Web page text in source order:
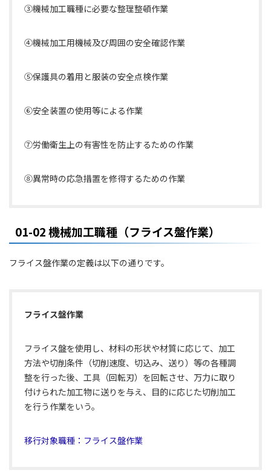
③機械加工職種に必要な整理整頓作業
④機械加工用機械及び周囲の安全確認作業
⑤保護具の着用と服装の安全点検作業
⑥安全装置の使用等による作業
⑦労働衛生上の有害性を防止するための作業
⑧異常時の応急措置を修得するための作業
01-02 機械加工職種（フライス盤作業）
フライス盤作業の定義は以下の通りです。
フライス盤作業
フライス盤を使用し、材料の形状や材質に応じて、加工
方法や切削条件（切削速度、切込み、送り）等の各種調
整を行った後、工具（回転刃）を回転させ、万力に取り
付けられた加工物に送りを与え、目的に応じた切削加工
を行う作業をいう。
移行対象職種：フライス盤作業